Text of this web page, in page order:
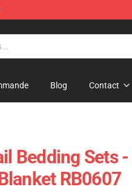
Blog Contact
Bedding Sets
RB0607